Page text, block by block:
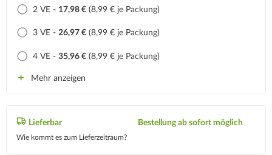
2 VE - 17,98 € (8,99 € je Packung)
3 VE - 26,97 € (8,99 € je Packung)
4 VE - 35,96 € (8,99 € je Packung)
Mehr anzeigen
Lieferbar
Wie kommt es zum Lieferzeitraum?
Bestellung ab sofort möglich